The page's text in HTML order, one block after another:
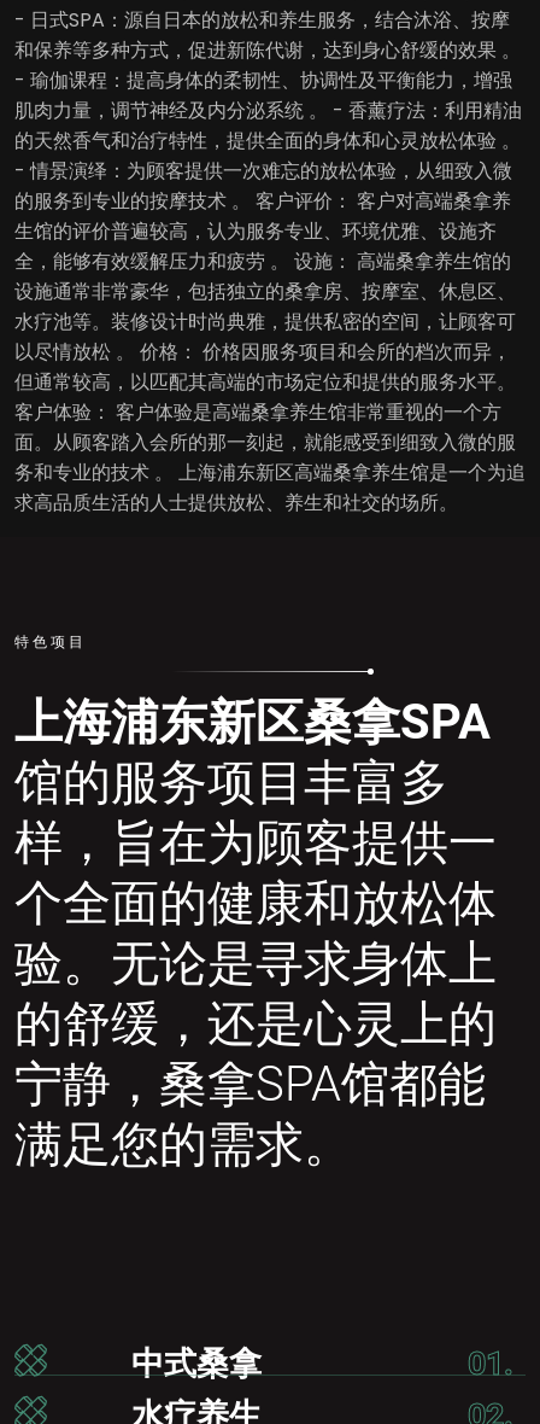
- 日式SPA：源自日本的放松和养生服务，结合沐浴、按摩
和保养等多种方式，促进新陈代谢，达到身心舒缓的效果 。
- 瑜伽课程：提高身体的柔韧性、协调性及平衡能力，增强
肌肉力量，调节神经及内分泌系统 。 - 香薰疗法：利用精油
的天然香气和治疗特性，提供全面的身体和心灵放松体验 。
- 情景演绎：为顾客提供一次难忘的放松体验，从细致入微
的服务到专业的按摩技术 。 客户评价： 客户对高端桑拿养
生馆的评价普遍较高，认为服务专业、环境优雅、设施齐
全，能够有效缓解压力和疲劳 。 设施： 高端桑拿养生馆的
设施通常非常豪华，包括独立的桑拿房、按摩室、休息区、
水疗池等。装修设计时尚典雅，提供私密的空间，让顾客可
以尽情放松 。 价格： 价格因服务项目和会所的档次而异，
但通常较高，以匹配其高端的市场定位和提供的服务水平。
客户体验： 客户体验是高端桑拿养生馆非常重视的一个方
面。从顾客踏入会所的那一刻起，就能感受到细致入微的服
务和专业的技术 。 上海浦东新区高端桑拿养生馆是一个为追
求高品质生活的人士提供放松、养生和社交的场所。
特色项目
上海浦东新区桑拿SPA
馆的服务项目丰富多
样，旨在为顾客提供一
个全面的健康和放松体
验。无论是寻求身体上
的舒缓，还是心灵上的
宁静，桑拿SPA馆都能
满足您的需求。
中式桑拿
01.
水疗养生
02.